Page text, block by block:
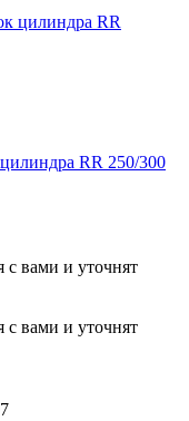
RR 250/300
с вами и уточнят
с вами и уточнят